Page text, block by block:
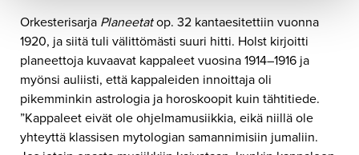
Orkesterisarja Planeetatop. 32 kantaesitettiin vuonna
1920, ja siitä tuli välittömästi suuri hitti. Holst kirjoitti
planeettoja kuvaavat kappaleet vuosina 1914–1916 ja
myönsi auliisti, että kappaleiden innoittaja oli
pikemminkin astrologia ja horoskoopit kuin tähtitiede.
”Kappaleet eivät ole ohjelmamusiikkia, eikä niillä ole
yhteyttä klassisen mytologian samannimisiin jumaliin.